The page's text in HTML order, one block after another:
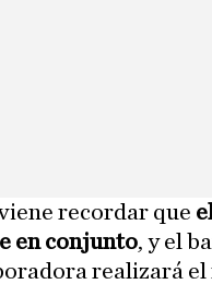
recordar que
en conjunto, y el
realizará